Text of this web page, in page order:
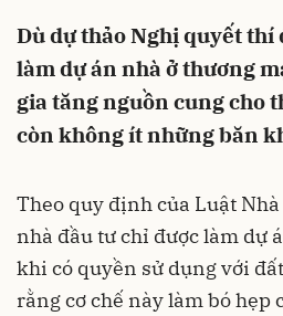
Dù dự thảo Nghị quyết thí
làm dự án nhà ở thương
gia tăng nguồn cung cho
còn không ít những băn
Theo quy định của Luật
nhà đầu tư chỉ được làm dự
khi có quyền sử dụng với
rằng cơ chế này làm bó hẹp